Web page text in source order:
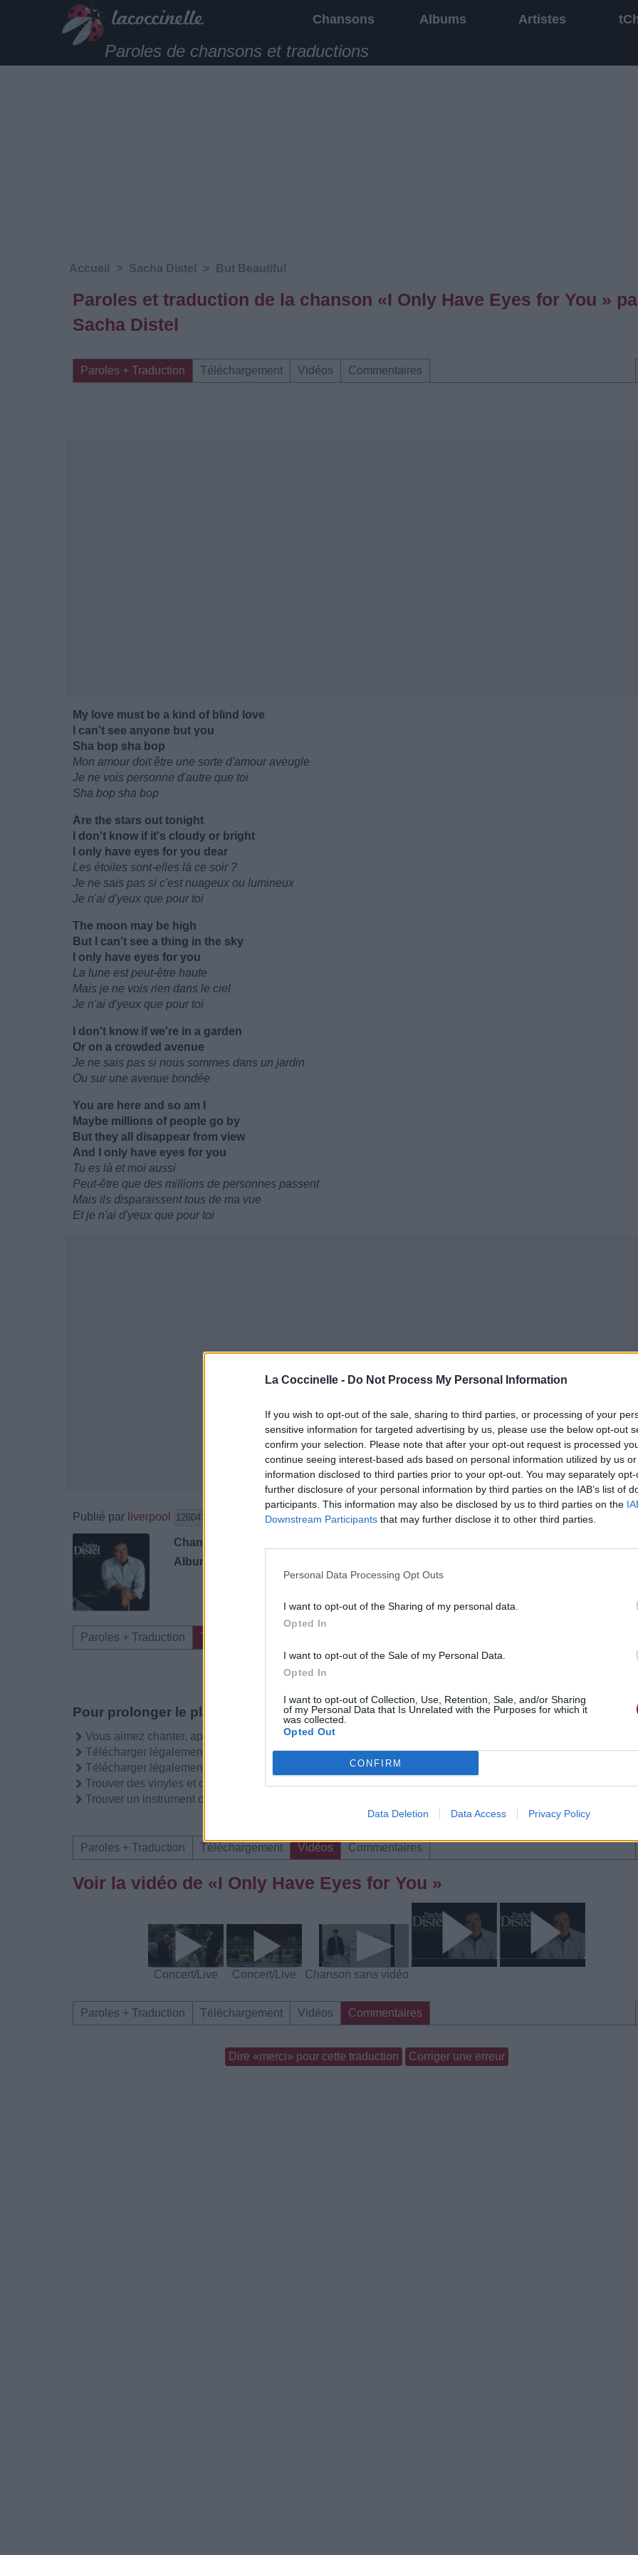
La Coccinelle - Do Not Process My Personal Information
If you wish to opt-out of the sale, sharing to third parties, or processing of your
sensitive information for targeted advertising by us, please use the below opt-out
confirm your selection. Please note that after your opt-out request is processed
continue seeing interest-based ads based on personal information utilized by us
information disclosed to third parties prior to your opt-out. You may separately
further disclosure of your personal information by third parties on the IAB’s list of
participants. This information may also be disclosed by us to third parties on the
Downstream Participants that may further disclose it to other third parties.
Personal Data Processing Opt Outs
I want to opt-out of the Sharing of my personal data.
Opted In
I want to opt-out of the Sale of my Personal Data.
Opted In
I want to opt-out of Collection, Use, Retention, Sale, and/or Sharing
of my Personal Data that Is Unrelated with the Purposes for which it
was collected.
Opted Out
CONFIRM
Data Deletion Data Access Privacy Policy
Chansons Albums Artistes
Paroles de chansons et traductions
Accueil > Sacha Distel > But Beautiful
Paroles et traduction de la chanson «I Only Have Eyes for You »
Sacha Distel
Paroles + Traduction Téléchargement Vidéos Commentaires
My love must be a kind of blind love
I can't see anyone but you
Sha bop sha bop
Mon amour doit être une sorte d'amour aveugle
Je ne vois personne d'autre que toi
Sha bop sha bop
Are the stars out tonight
I don't know if it's cloudy or bright
I only have eyes for you dear
Les étoiles sont-elles là ce soir ?
Je ne sais pas si c'est nuageux ou lumineux
Je n'ai d'yeux que pour toi
The moon may be high
But I can't see a thing in the sky
I only have eyes for you
La lune est peut-être haute
Mais je ne vois rien dans le ciel
Je n'ai d'yeux que pour toi
I don't know if we're in a garden
Or on a crowded avenue
Je ne sais pas si nous sommes dans un jardin
Ou sur une avenue bondée
You are here and so am I
Maybe millions of people go by
But they all disappear from view
And I only have eyes for you
Tu es là et moi aussi
Peut-être que des millions de personnes passent
Mais ils disparaissent tous de ma vue
Et je n'ai d'yeux que pour toi
Publié par liverpool 126047 le 24 septembre 2024 à 12h37.
Chanteurs :
Albums :
Paroles + Traduction Téléchargement
Pour prolonger le plaisir musical :
Vous aimez chanter, apprenez la guitare chez
Télécharger légalement les MP3 sur
Télécharger légalement les MP3 ou trouver le CD sur
Trouver des vinyles et des CD sur
Trouver un instrument de musique ou une partition au meilleur prix sur
Paroles + Traduction Téléchargement Vidéos Commentaires
Voir la vidéo de «I Only Have Eyes for You »
Concert/Live Concert/Live Chanson sans vidéo
Paroles + Traduction Téléchargement Vidéos Commentaires
Dire «merci» pour cette traduction Corriger une erreur